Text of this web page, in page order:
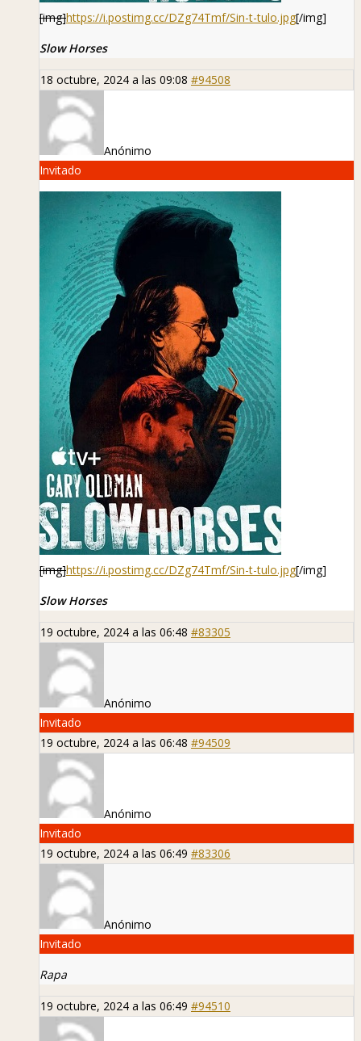
[img]https://i.postimg.cc/DZg74Tmf/Sin-t-tulo.jpg[/img]
Slow Horses
18 octubre, 2024 a las 09:08 #94508
Anónimo
Invitado
[img]https://i.postimg.cc/DZg74Tmf/Sin-t-tulo.jpg[/img]
Slow Horses
19 octubre, 2024 a las 06:48 #83305
Anónimo
Invitado
19 octubre, 2024 a las 06:48 #94509
Anónimo
Invitado
19 octubre, 2024 a las 06:49 #83306
Anónimo
Invitado
Rapa
19 octubre, 2024 a las 06:49 #94510